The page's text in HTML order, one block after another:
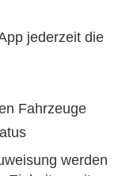
jederzeit die
Fahrzeuge
werden